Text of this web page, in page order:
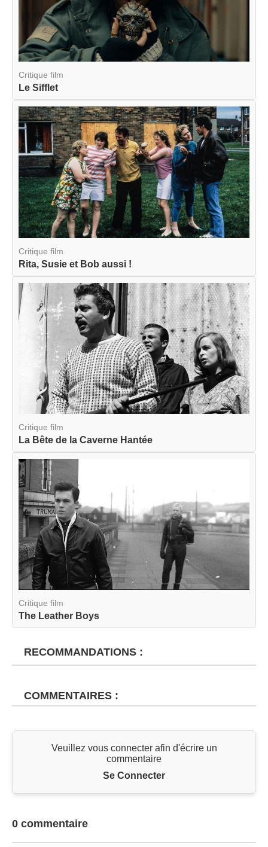
Critique film
Le Sifflet
Critique film
Rita, Susie et Bob aussi !
Critique film
La Bête de la Caverne Hantée
Critique film
The Leather Boys
RECOMMANDATIONS :
COMMENTAIRES :
Veuillez vous connecter afin d'écrire un
commentaire
Se Connecter
0 commentaire